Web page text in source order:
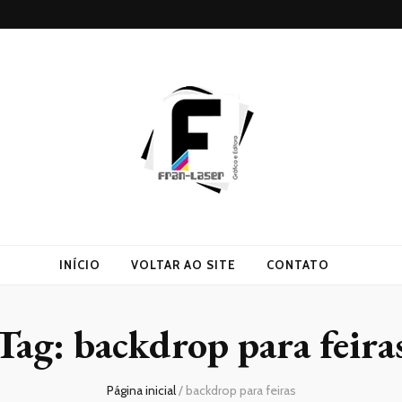
INÍCIO VOLTAR AO SITE CONTATO
backdrop para
Página inicial/ backdrop para feiras